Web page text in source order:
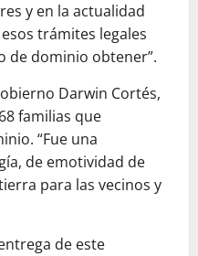
y en la actualidad
trámites legales
de dominio obtener”.
Darwin Cortés,
familias que
“Fue una
de emotividad de
para las vecinos y
de este